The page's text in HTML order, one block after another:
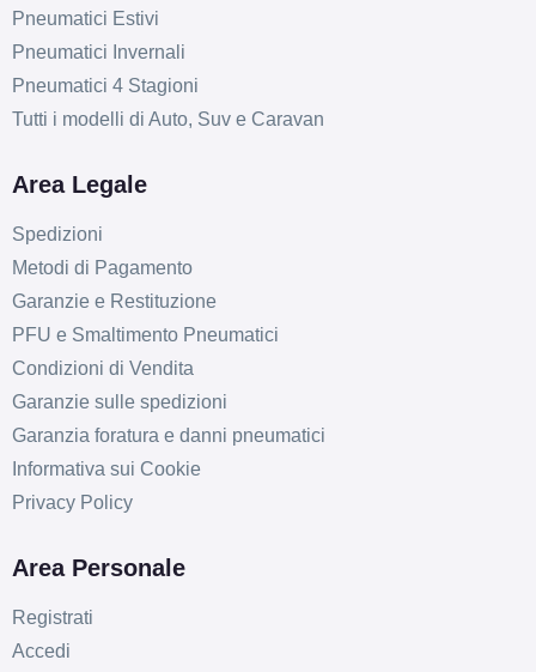
D
Pneumatici Estivi
Pneumatici Invernali
Pneumatici 4 Stagioni
Tutti i modelli di Auto, Suv e Caravan
Area Legale
Spedizioni
Metodi di Pagamento
Garanzie e Restituzione
PFU e Smaltimento Pneumatici
Condizioni di Vendita
Garanzie sulle spedizioni
Garanzia foratura e danni pneumatici
Informativa sui Cookie
Privacy Policy
Area Personale
Registrati
Accedi